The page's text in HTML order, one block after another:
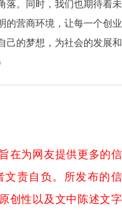
落。同时，我们也期待着未
的营商环境，让每一个创业
己的梦想，为社会的发展和
在为网友提供更多的信
文责自负。所发布的信
创性以及文中陈述文字